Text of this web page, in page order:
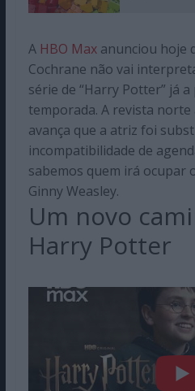
A HBO Maxanunciou hoje
Cochrane não vai
série de “Harry Potter” já
temporada. A revista norte
avança que a atriz foi
incompatibilidade de
sabemos quem irá ocupar
Ginny Weasley.
Um novo
Harry Potter